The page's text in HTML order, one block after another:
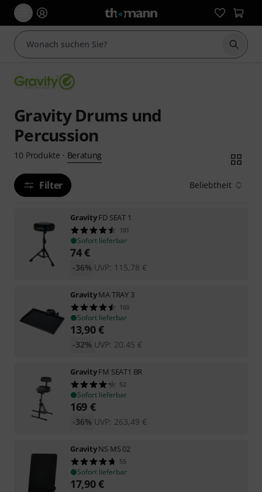
Suche
Gravity Drums und
Percussion
10 Produkte · Beratung
Filter Beliebtheit
GravityFD SEAT 1
181
Sofort lieferbar
74€
UVP: 115,78 €
-36%
GravityMA TRAY 3
163
Sofort lieferbar
13,90€
UVP: 20,45 €
-32%
GravityFM SEAT1 BR
52
Sofort lieferbar
169 €
UVP: 263,49 €
-36%
GravityNS MS 02
55
Sofort lieferbar
17,90€